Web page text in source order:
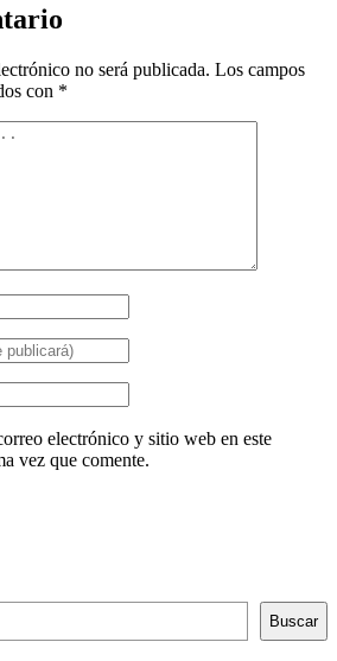
no será publicada. Los campos
con *
electrónico y sitio web en este
vez que comente.
Buscar